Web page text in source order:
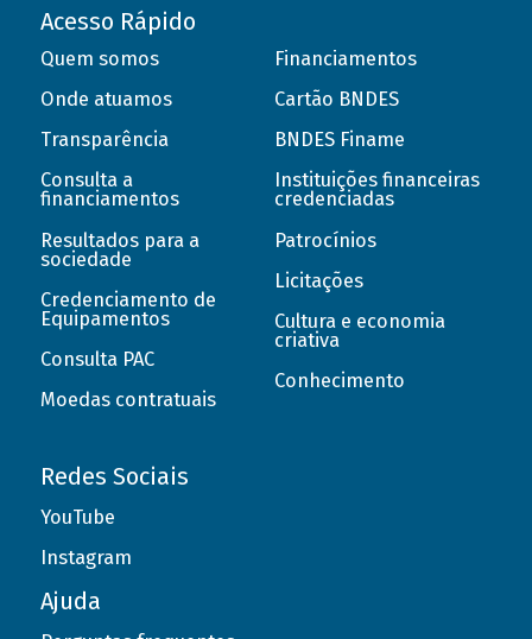
Acesso Rápido
Quem somos
Onde atuamos
Transparência
Consulta a
financiamentos
Resultados para a
sociedade
Credenciamento de
Equipamentos
Consulta PAC
Moedas contratuais
Financiamentos
Cartão BNDES
BNDES Finame
Instituições financeiras
credenciadas
Patrocínios
Licitações
Cultura e economia
criativa
Conhecimento
Redes Sociais
YouTube
Instagram
Ajuda